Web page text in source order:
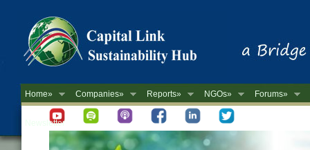
Home» Companies» Reports» NGOs» Forums»
Newsletter